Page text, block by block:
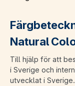
Natural
Till hjälp för att
i Sverige och
utvecklat i